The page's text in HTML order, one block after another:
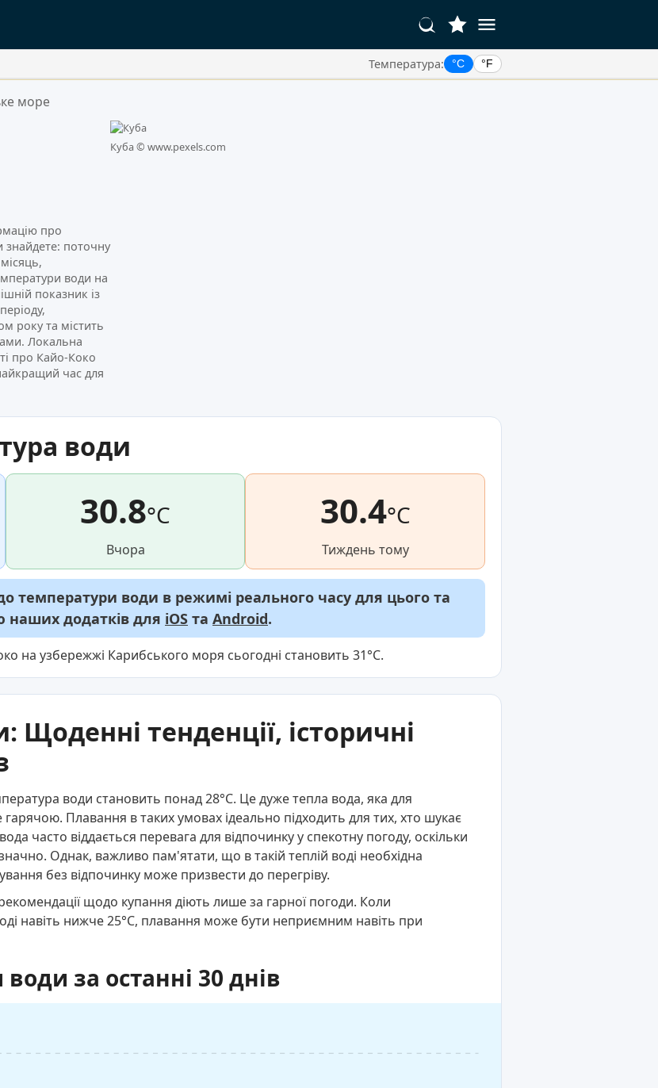
Температура: °C °F
море
про
знайдете: поточну
води на
показник із
року та містить
Локальна
про Кайо-Коко
час для
Куба © www.pexels.com
води
30.8°C
Вчора
30.4°C
Тиждень тому
температури води в режимі реального часу для цього та
наших додатків для iOS та Android.
на узбережжі Карибського моря сьогодні становить 31°C.
Щоденні тенденції, історичні
води становить понад 28°C. Це дуже тепла вода, яка для
Плавання в таких умовах ідеально підходить для тих, хто шукає
часто віддається перевага для відпочинку у спекотну погоду, оскільки
Однак, важливо пам'ятати, що в такій теплій воді необхідна
без відпочинку може призвести до перегріву.
щодо купання діють лише за гарної погоди. Коли
навіть нижче 25°C, плавання може бути неприємним навіть при
за останні 30 днів